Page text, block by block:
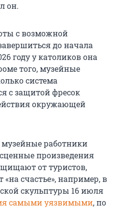
он.
с возможной
до начала
году у католиков она
того, музейные
система
с защитой фресок
окружающей
музейные работники
произведения
от туристов,
счастье», например, в
скульптуры 16 июля
самыми уязвимыми, по